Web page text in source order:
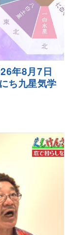
年8月7日
ち九星気学